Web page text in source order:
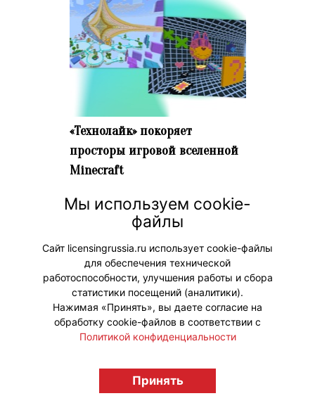
«Технолайк» покоряет
просторы игровой вселенной
Minecraft
С 15 июля в игре Minecraft
произошел запуск метавселенной
«Технолайк | Вселенная Идолов».
#ПродвижениеБренда
licensingrussia.ru, 2009-2026 12+
Мы используем cookie-
файлы
Сайт licensingrussia.ru использует cookie-файлы
для обеспечения технической
работоспособности, улучшения работы и сбора
статистики посещений (аналитики).
Нажимая «Принять», вы даете согласие на
обработку cookie-файлов в соответствии с
Политикой конфиденциальности
Принять